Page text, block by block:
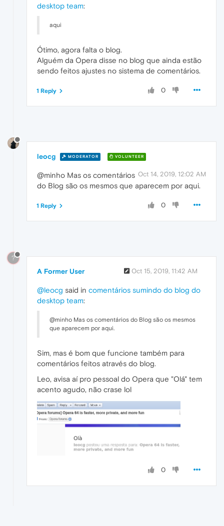
desktop team:
aqui
Ótimo, agora falta o blog.
Alguém da Opera disse no blog que ainda estão
sendo feitos ajustes no sistema de comentários.
0
1 Reply
leocg MODERATOR VOLUNTEER
Oct 14, 2019, 12:02 AM
@minho Mas os comentários
do Blog são os mesmos que aparecem por aqui.
0
1 Reply
?
A Former User Oct 15, 2019, 11:42 AM
@leocg said in comentários sumindo do blog do
desktop team:
@minho Mas os comentários do Blog são os mesmos
que aparecem por aqui.
Sim, mas é bom que funcione também para
comentários feitos através do blog.
Leo, avisa aí pro pessoal do Opera que "Olá" tem
acento agudo, não crase lol
0